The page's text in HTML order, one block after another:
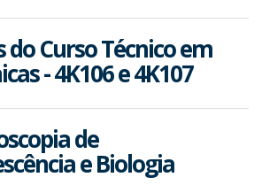
Curso Técnico em
- 4K106 e 4K107
de
e Biologia